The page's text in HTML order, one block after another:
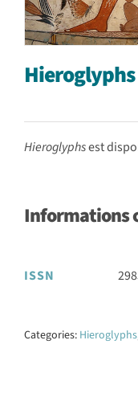
Hieroglyphs
Hieroglyphsest
Informations
ISSN
Categories: Hieroglyphs